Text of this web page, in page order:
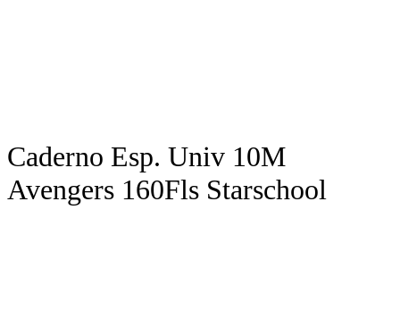
Caderno Esp. Univ 10M
Avengers 160Fls Starschool